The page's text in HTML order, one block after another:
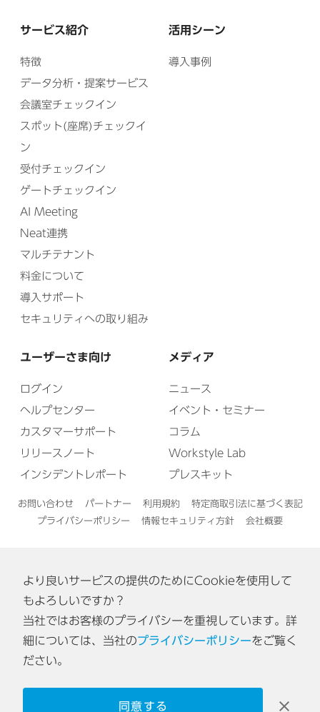
サービス紹介
特徴
データ分析・提案サービス
会議室チェックイン
スポット(座席)チェックイ
ン
受付チェックイン
ゲートチェックイン
AI Meeting
Neat連携
マルチテナント
料金について
導入サポート
セキュリティへの取り組み
活用シーン
導入事例
ユーザーさま向け
ログイン
ヘルプセンター
カスタマーサポート
リリースノート
インシデントレポート
メディア
ニュース
イベント・セミナー
コラム
Workstyle Lab
プレスキット
お問い合わせ パートナー 利用規約
特定商取引法に基づく表記
プライバシーポリシー
情報セキュリティ方針 会社概要
より良いサービスの提供のためにCookieを使用して
もよろしいですか？
当社ではお客様のプライバシーを重視しています。詳
細については、当社のプライバシーポリシーをご覧く
ださい。
同意する
認証番号: ISA IS 0170